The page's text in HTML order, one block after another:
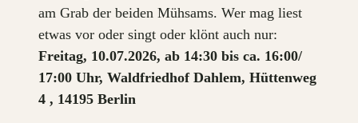
am Grab der beiden Mühsams. Wer mag liest
etwas vor oder singt oder klönt auch nur:
Freitag, 10.07.2026, ab 14:30 bis ca. 16:00/
17:00 Uhr, Waldfriedhof Dahlem, Hüttenweg
4 , 14195 Berlin